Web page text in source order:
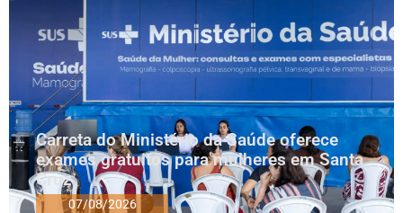
Carreta do Ministério da Saúde oferece
exames gratuitos para mulheres em Santa
Cruz
07/08/2026